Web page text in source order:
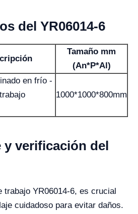
del YR06014-6
Tamaño mm
(An*P*Al)
en frío -
1000*1000*800mm
y verificación del
trabajo YR06014-6, es crucial
cuidadoso para evitar daños.